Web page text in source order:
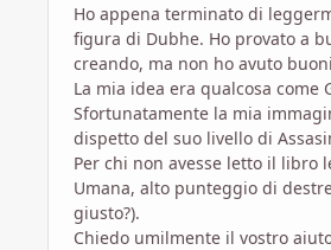
Ho appena terminato di
figura di Dubhe. Ho provato a
creando, ma non ho avuto
La mia idea era qualcosa come
Sfortunatamente la mia
dispetto del suo livello di
Per chi non avesse letto il libro
Umana, alto punteggio di
giusto?).
Chiedo umilmente il vostro